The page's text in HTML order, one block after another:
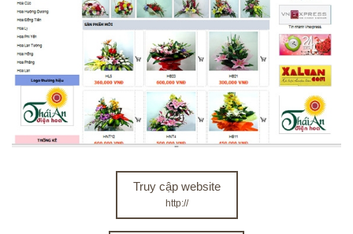
Truy cập website
http://